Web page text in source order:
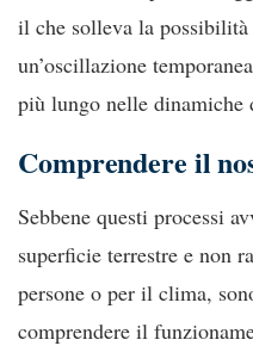
il che solleva la possibilità
un’oscillazione
più lungo nelle dinamiche
Comprendere il
Sebbene questi processi
superficie terrestre e non
persone o per il clima,
comprendere il